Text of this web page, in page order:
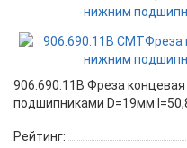
906.690.11B Фреза
подшипниками D=19мм
Рейтинг: